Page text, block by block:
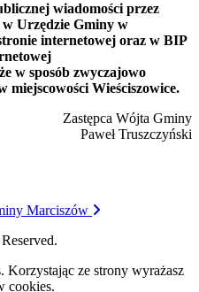
wiadomości przez
w Urzędzie Gminy w
internetowej oraz w BIP
w sposób zwyczajowo
miejscowości Wieściszowice.
Zastępca Wójta Gminy
Paweł Truszczyński
Marciszów
ze strony wyrażasz
cookies.